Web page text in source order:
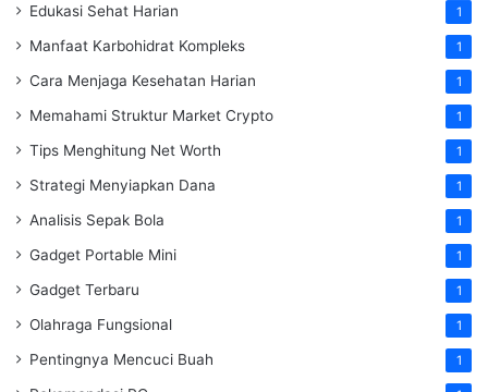
Edukasi Sehat Harian 1
Manfaat Karbohidrat Kompleks 1
Cara Menjaga Kesehatan Harian 1
Memahami Struktur Market Crypto 1
Tips Menghitung Net Worth 1
Strategi Menyiapkan Dana 1
Analisis Sepak Bola 1
Gadget Portable Mini 1
Gadget Terbaru 1
Olahraga Fungsional 1
Pentingnya Mencuci Buah 1